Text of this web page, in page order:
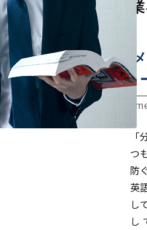
つ
防
英
し
し